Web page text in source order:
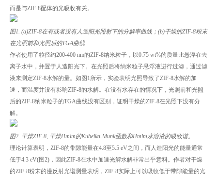
而是与ZIF-8配体的光吸收有关。
图1. (a)ZIF-8在有或者没有人造阳光照射下的分解率曲线；(b)干燥的ZIF-8粉末
在光照前和光照后的TGA曲线
作者使用了粒径约200-400 nm的ZIF-8纳米粒子，以0.75 wt%的质量比悬浮在去
离子水中，并置于人造阳光下。在光照后将纳米粒子悬浮液进行过滤，通过滤
液来测定ZIF-8水解的量。如图1所示，实验表明光照导致了ZIF-8水解的加
速，而温度并没有影响ZIF-8的水解。在没有水存在的情况下，光照前和光照
后的ZIF-8纳米粒子的TGA曲线没有区别，证明干燥的ZIF-8在光照下没有分
解。
图2. 干燥ZIF-8, 干燥Hmlm的Kubelka-Munk函数和Hmlm水溶液的吸收谱。
理论计算表明，ZIF-8的带隙能量在4.8至5.5 eV之间，而人造阳光的能量通常
低于4.3 eV(图2)，因此ZIF-8在水中加速光解水解非常出乎意料。作者对干燥
的ZIF-8粉末的漫反射光谱测量表明，ZIF-8实际上可以吸收低于带隙能量的光